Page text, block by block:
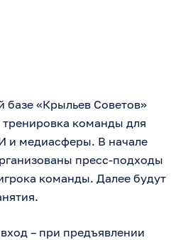
базе «Крыльев Советов»
тренировка команды для
и медиасферы. В начале
пресс-подходы
команды. Далее будут
– при предъявлении